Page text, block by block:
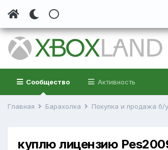
Сообщество Активность
Главная Барахолка Покупка и продажа б/
куплю лицензию